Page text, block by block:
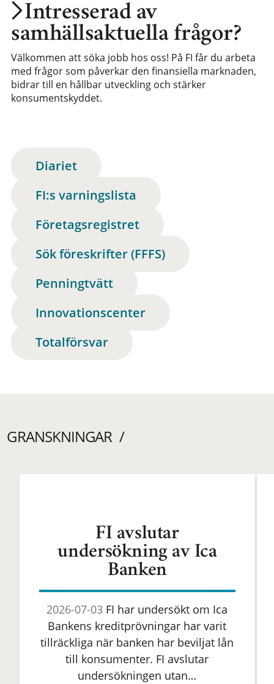
Intresserad av
samhällsaktuella frågor?
Välkommen att söka jobb hos oss! På FI får du arbeta
med frågor som påverkar den finansiella marknaden,
bidrar till en hållbar utveckling och stärker
konsumentskyddet.
Diariet
FI:s varningslista
Företagsregistret
Sök föreskrifter (FFFS)
Penningtvätt
Innovationscenter
Totalförsvar
GRANSKNINGAR
FI avslutar
undersökning av Ica
Banken
2026-07-03 FI har undersökt om Ica
Bankens kreditprövningar har varit
tillräckliga när banken har beviljat lån
till konsumenter. FI avslutar
undersökningen utan…